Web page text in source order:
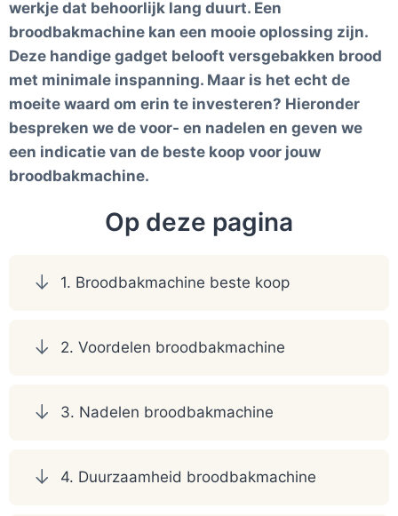
werkje dat behoorlijk lang duurt. Een
broodbakmachine kan een mooie oplossing zijn.
Deze handige gadget belooft versgebakken brood
met minimale inspanning. Maar is het echt de
moeite waard om erin te investeren? Hieronder
bespreken we de voor- en nadelen en geven we
een indicatie van de beste koop voor jouw
broodbakmachine.
Op deze pagina
1. Broodbakmachine beste koop
2. Voordelen broodbakmachine
3. Nadelen broodbakmachine
4. Duurzaamheid broodbakmachine